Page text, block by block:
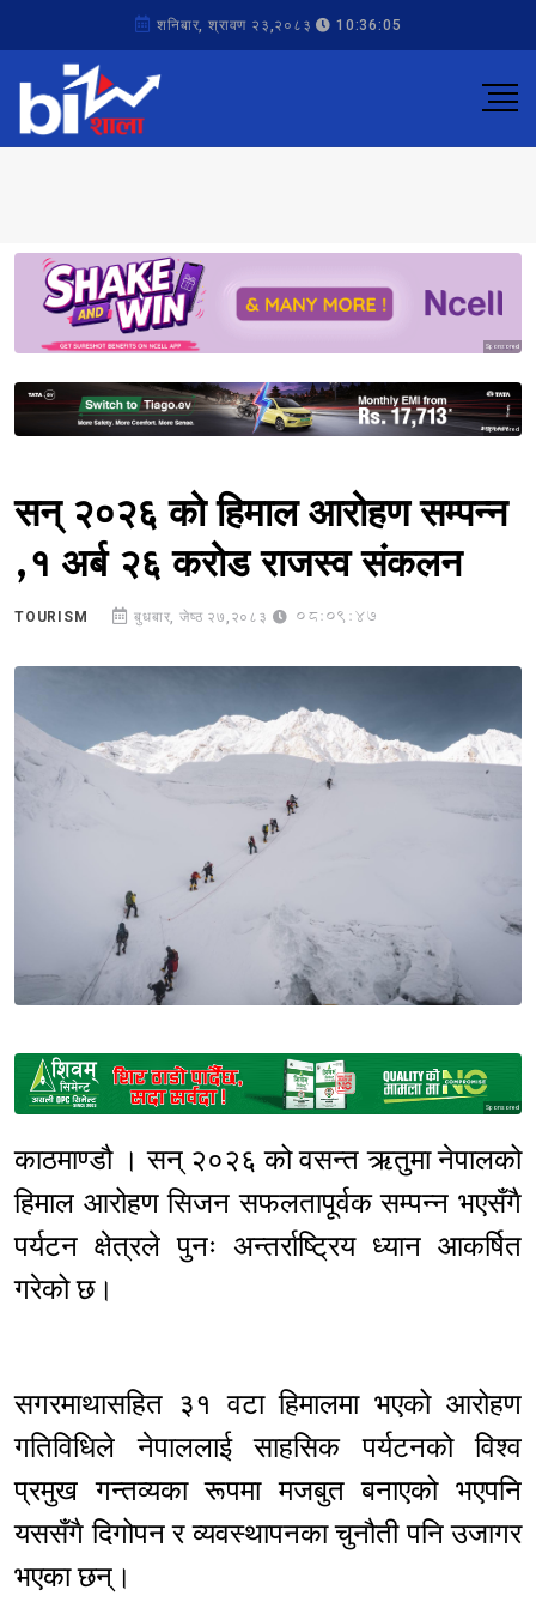
शनिबार, श्रावण २३,२०८३ 10:36:05
Sponsored
Sponsored
सन् २०२६ को हिमाल आरोहण सम्पन्न
,१ अर्ब २६ करोड राजस्व संकलन
TOURISM बुधबार, जेष्ठ २७,२०८३ 08:09:47
Sponsored
काठमाण्डौ । सन् २०२६ को वसन्त ऋतुमा नेपालको
हिमाल आरोहण सिजन सफलतापूर्वक सम्पन्न भएसँगै
पर्यटन क्षेत्रले पुनः अन्तर्राष्ट्रिय ध्यान आकर्षित
गरेको छ।
सगरमाथासहित ३१ वटा हिमालमा भएको आरोहण
गतिविधिले नेपाललाई साहसिक पर्यटनको विश्व
प्रमुख गन्तव्यका रूपमा मजबुत बनाएको भएपनि
यससँगै दिगोपन र व्यवस्थापनका चुनौती पनि उजागर
भएका छन्।